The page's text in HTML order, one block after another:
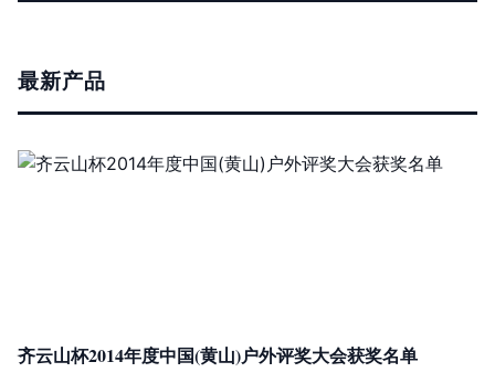
最新产品
齐云山杯2014年度中国(黄山)户外评奖大会获奖名单